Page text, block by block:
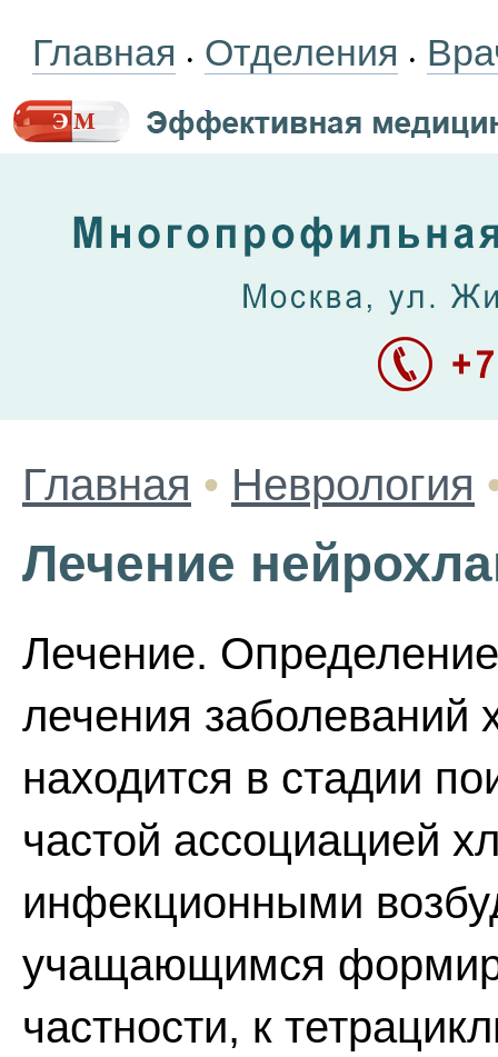
Главная • Отделения •
Главная • Неврология
Лечение
Лечение.
лечения
находится в стадии
частой ассоциацией
инфекционными
учащающимся
частности, к